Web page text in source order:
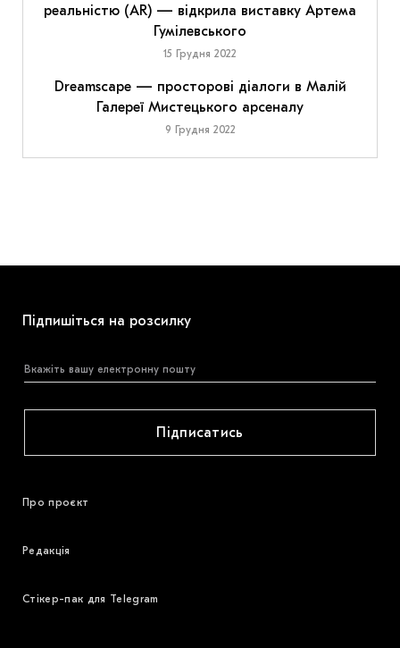
реальністю (AR) — відкрила виставку Артема
Гумілевського
15 Грудня 2022
Dreamscape — просторові діалоги в Малій
Галереї Мистецького арсеналу
9 Грудня 2022
Підпишіться на розсилку
Підписатись
Про проєкт
Редакція
Стікер-пак для Telegram